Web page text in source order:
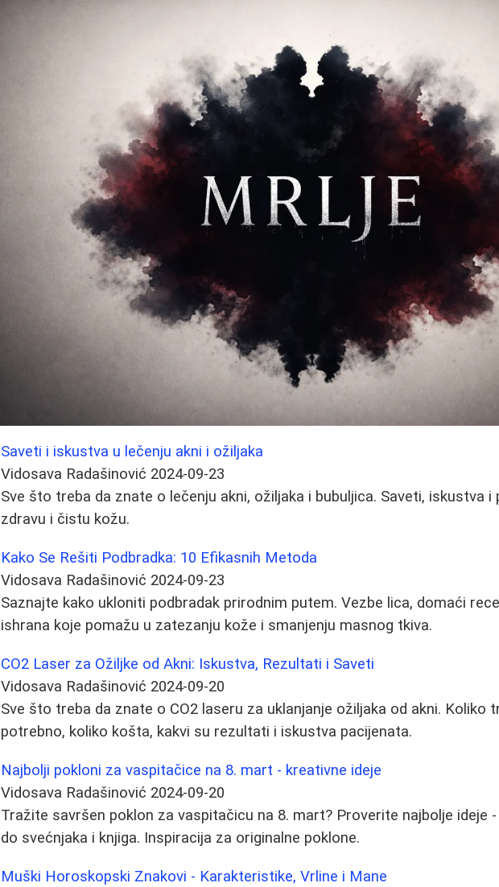
Saveti i iskustva u lečenju akni i ožiljaka
Vidosava Radašinović 2024-09-23
Sve što treba da znate o lečenju akni, ožiljaka i bubuljica. Saveti, iskustva i
zdravu i čistu kožu.
Kako Se Rešiti Podbradka: 10 Efikasnih Metoda
Vidosava Radašinović 2024-09-23
Saznajte kako ukloniti podbradak prirodnim putem. Vezbe lica, domaći
ishrana koje pomažu u zatezanju kože i smanjenju masnog tkiva.
CO2 Laser za Ožiljke od Akni: Iskustva, Rezultati i Saveti
Vidosava Radašinović 2024-09-20
Sve što treba da znate o CO2 laseru za uklanjanje ožiljaka od akni. Koliko
potrebno, koliko košta, kakvi su rezultati i iskustva pacijenata.
Najbolji pokloni za vaspitačice na 8. mart - kreativne ideje
Vidosava Radašinović 2024-09-20
Tražite savršen poklon za vaspitačicu na 8. mart? Proverite najbolje ideje
do svećnjaka i knjiga. Inspiracija za originalne poklone.
Muški Horoskopski Znakovi - Karakteristike, Vrline i Mane